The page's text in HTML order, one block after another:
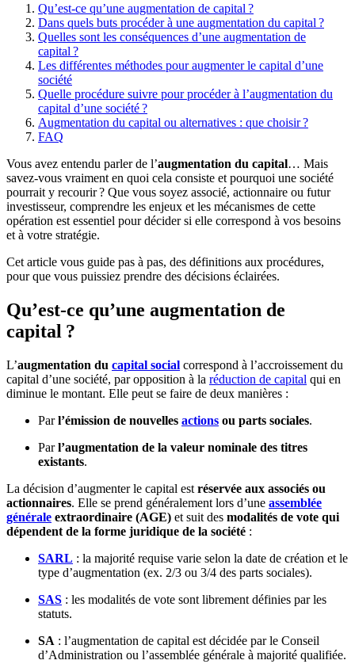
Qu’est-ce qu’une augmentation de capital ?
Dans quels buts procéder à une augmentation du capital ?
Quelles sont les conséquences d’une augmentation de
capital ?
Les différentes méthodes pour augmenter le capital d’une
société
Quelle procédure suivre pour procéder à l’augmentation du
capital d’une société ?
Augmentation du capital ou alternatives : que choisir ?
FAQ
Vous avez entendu parler de l’augmentation du capital… Mais
savez‑vous vraiment en quoi cela consiste et pourquoi une société
pourrait y recourir ? Que vous soyez associé, actionnaire ou futur
investisseur, comprendre les enjeux et les mécanismes de cette
opération est essentiel pour décider si elle correspond à vos besoins
et à votre stratégie.
Cet article vous guide pas à pas, des définitions aux procédures,
pour que vous puissiez prendre des décisions éclairées.
Qu’est-ce qu’une augmentation de
capital ?
L’augmentation du capital social correspond à l’accroissement du
capital d’une société, par opposition à la réduction de capital qui en
diminue le montant. Elle peut se faire de deux manières :
Parl’émission de nouvelles actions ou parts sociales.
Parl’augmentation de la valeur nominale des titres
existants.
La décision d’augmenter le capital est réservée aux associés ou
actionnaires. Elle se prend généralement lors d’une assemblée
générale extraordinaire (AGE) et suit des modalités de vote qui
dépendent de la forme juridique de la société :
SARL : la majorité requise varie selon la date de création et le
type d’augmentation (ex. 2/3 ou 3/4 des parts sociales).
SAS : les modalités de vote sont librement définies par les
statuts.
SA : l’augmentation de capital est décidée par le Conseil
d’Administration ou l’assemblée générale à majorité qualifiée.